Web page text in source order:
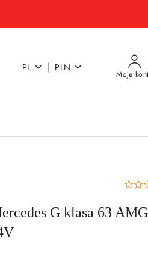
PL | PLN
Moje
G klasa 63